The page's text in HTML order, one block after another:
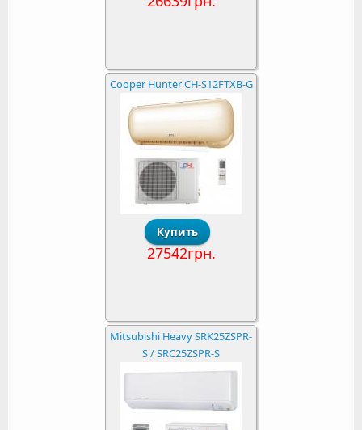
Cooper Hunter CH-S12FTXB-G
27542грн.
Mitsubishi Heavy SRK25ZSPR-
S / SRC25ZSPR-S